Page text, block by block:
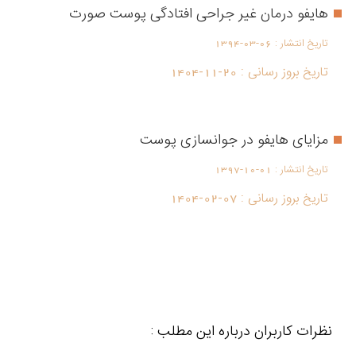
هایفو درمان غیر جراحی افتادگی پوست صورت
تاریخ انتشار : 1394-03-06
تاریخ بروز رسانی : 1404-11-20
مزایای هایفو در جوانسازی پوست
تاریخ انتشار : 1397-10-01
تاریخ بروز رسانی : 1404-02-07
نظرات کاربران درباره این مطلب :